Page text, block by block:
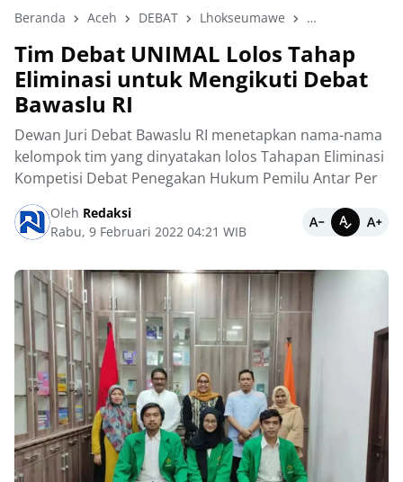
Beranda Aceh DEBAT Lhokseumawe Pendidikan
Tim Debat UNIMAL Lolos Tahap
Eliminasi untuk Mengikuti Debat
Bawaslu RI
Dewan Juri Debat Bawaslu RI menetapkan nama-nama
kelompok tim yang dinyatakan lolos Tahapan Eliminasi
Kompetisi Debat Penegakan Hukum Pemilu Antar Per
Oleh Redaksi
Rabu, 9 Februari 2022 04:21 WIB